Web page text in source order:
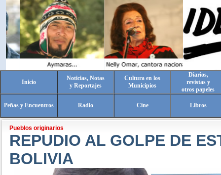
Inicio
Noticias, Notas
y Reportajes
Cultura en los
Municipios
Diarios,
revistas y
otros papeles
Peñas y Encuentros Radio Cine Libros
Pueblos originarios
REPUDIO AL GOLPE DE
BOLIVIA